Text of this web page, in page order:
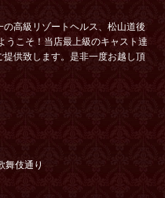
高級リゾートヘルス、松山道後
うこそ！当店最上級のキャスト達
供致します。是非一度お越し頂
舞伎通り